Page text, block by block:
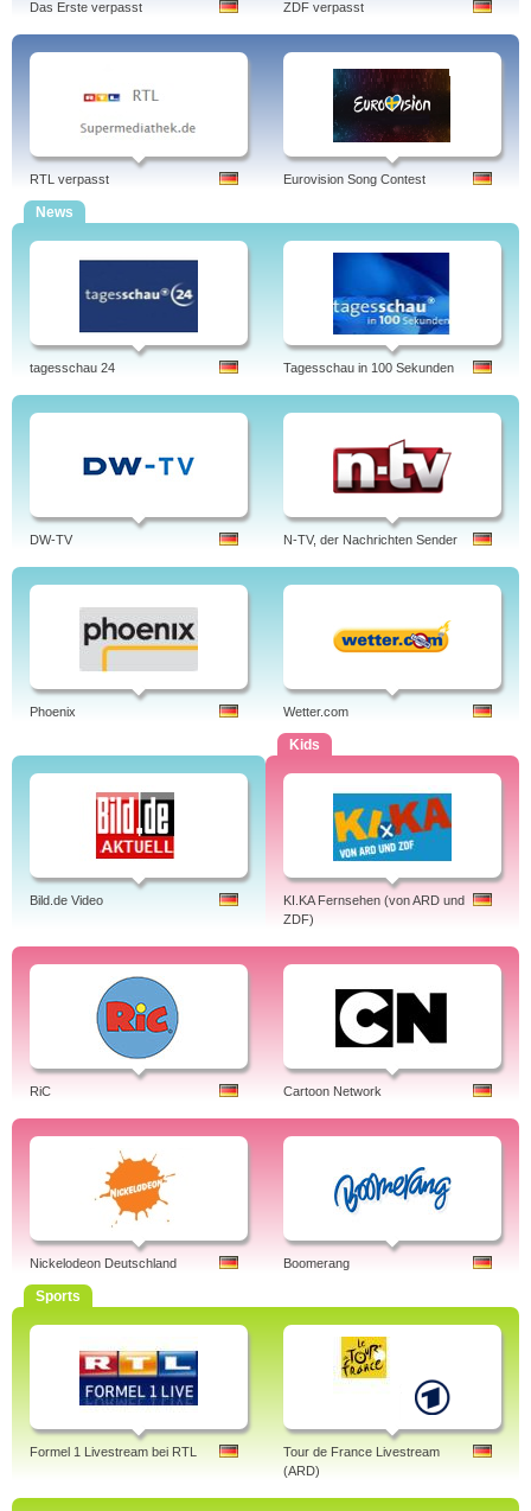
Das Erste verpasst ZDF verpasst
RTL verpasst Eurovision Song Contest
News
tagesschau 24 Tagesschau in 100 Sekunden
DW-TV N-TV, der Nachrichten Sender
Phoenix Wetter.com
Bild.de Video
Kids
KI.KA Fernsehen (von ARD und
ZDF)
RiC Cartoon Network
Nickelodeon Deutschland Boomerang
Sports
Formel 1 Livestream bei RTL
Tour de France Livestream
(ARD)